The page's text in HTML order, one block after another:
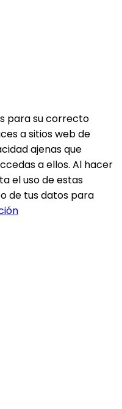
para su correcto
a sitios web de
ajenas que
a ellos. Al hacer
el uso de estas
de tus datos para